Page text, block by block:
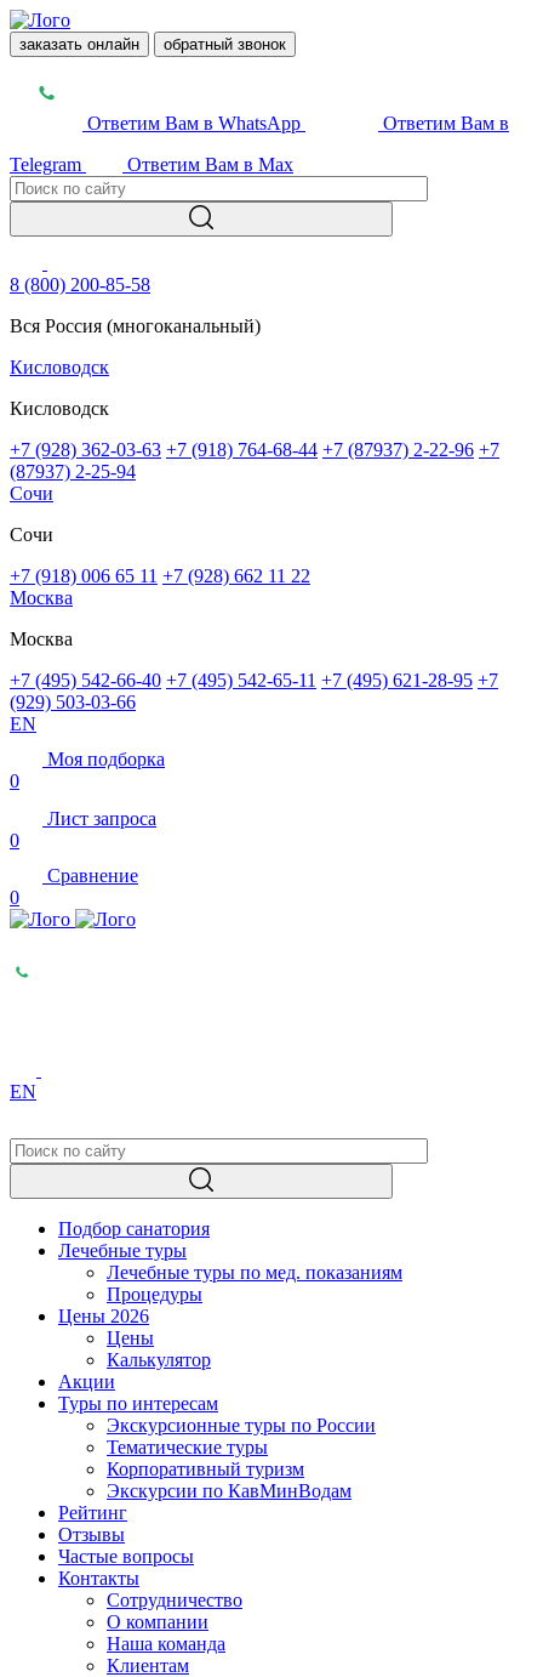
заказать онлайн обратный звонок
Ответим Вам в WhatsApp
Ответим Вам в
Telegram
Ответим Вам в Max
8 (800) 200-85-58
Вся Россия (многоканальный)
Кисловодск
Кисловодск
+7 (928) 362-03-63 +7 (918) 764-68-44 +7 (87937) 2-22-96 +7
(87937) 2-25-94
Сочи
Сочи
+7 (918) 006 65 11 +7 (928) 662 11 22
Москва
Москва
+7 (495) 542-66-40 +7 (495) 542-65-11 +7 (495) 621-28-95 +7
(929) 503-03-66
EN
Моя подборка
0
Лист запроса
0
Сравнение
0
EN
Подбор санатория
Лечебные туры
Лечебные туры по мед. показаниям
Процедуры
Цены 2026
Цены
Калькулятор
Акции
Туры по интересам
Экскурсионные туры по России
Тематические туры
Корпоративный туризм
Экскурсии по КавМинВодам
Рейтинг
Отзывы
Частые вопросы
Контакты
Сотрудничество
О компании
Наша команда
Клиентам